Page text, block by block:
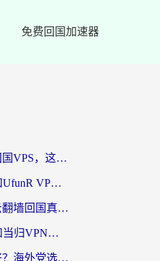
免费回国加速器
海外党必看：除了回国VPS，这样选加速器也能无缝刷国内资源？
迅游VPN好用吗？和UfunR VPN对比哪个回国效果更好？海外党亲测避坑指南
海外党必看：腾讯云翻墙回国真的好用吗？+ 3步选对回国加速器指南
穿梭VPN好用吗？和当归VPN对比哪个回国效果更好？海外党亲测实用指南
穿梭和六毫秒哪个好？海外党选回国加速器的避坑指南，附番茄加速器实测